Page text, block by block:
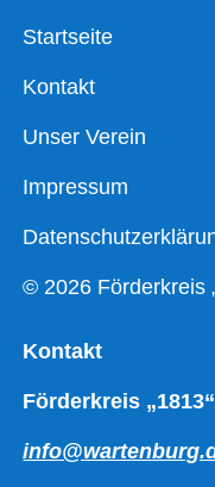
Startseite
Kontakt
Unser Verein
Impressum
© 2026 Förderkreis
Kontakt
Förderkreis